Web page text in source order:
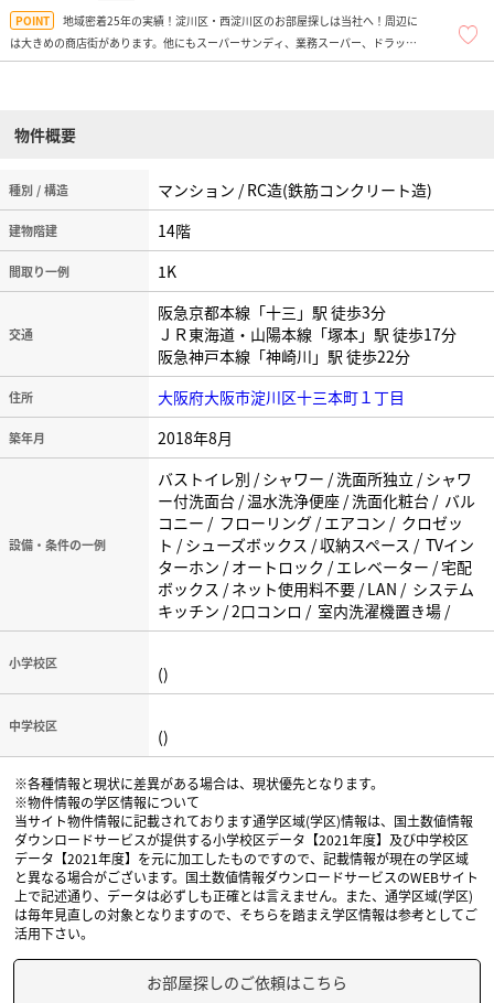
地域密着25年の実績！淀川区・西淀川区のお部屋探しは当社へ！周辺に
は大きめの商店街があります。他にもスーパーサンディ、業務スーパー、ドラッグ
ストア多数、飲食店多数、コンビニ多数、ドン・キホーテなどがあり、便利です
物件概要
種別 / 構造 マンション / RC造(鉄筋コンクリート造)
建物階建 14階
間取り一例 1K
交通
阪急京都本線「十三」駅 徒歩3分
ＪＲ東海道・山陽本線「塚本」駅 徒歩17分
阪急神戸本線「神崎川」駅 徒歩22分
住所 大阪府大阪市淀川区十三本町１丁目
築年月 2018年8月
設備・条件の一例
バストイレ別 / シャワー / 洗面所独立 / シャワ
ー付洗面台 / 温水洗浄便座 / 洗面化粧台 / バル
コニー / フローリング / エアコン / クロゼッ
ト / シューズボックス / 収納スペース / TVイン
ターホン / オートロック / エレベーター / 宅配
ボックス / ネット使用料不要 / LAN / システム
キッチン / 2口コンロ / 室内洗濯機置き場 /
小学校区 ()
中学校区 ()
※各種情報と現状に差異がある場合は、現状優先となります。
※物件情報の学区情報について
当サイト物件情報に記載されております通学区域(学区)情報は、国土数値情報
ダウンロードサービスが提供する小学校区データ【2021年度】及び中学校区
データ【2021年度】を元に加工したものですので、記載情報が現在の学区域
と異なる場合がございます。国土数値情報ダウンロードサービスのWEBサイト
上で記述通り、データは必ずしも正確とは言えません。また、通学区域(学区)
は毎年見直しの対象となりますので、そちらを踏まえ学区情報は参考としてご
活用下さい。
お部屋探しのご依頼はこちら